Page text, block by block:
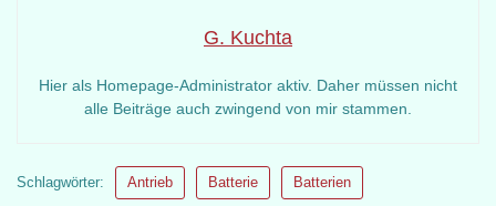
G. Kuchta
Hier als Homepage-Administrator aktiv. Daher müssen nicht
alle Beiträge auch zwingend von mir stammen.
Schlagwörter: Antrieb Batterie Batterien